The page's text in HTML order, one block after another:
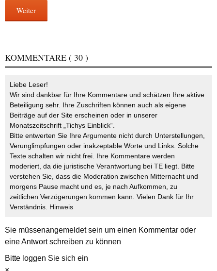
Weiter
KOMMENTARE ( 30 )
Liebe Leser!
Wir sind dankbar für Ihre Kommentare und schätzen Ihre aktive
Beteiligung sehr. Ihre Zuschriften können auch als eigene
Beiträge auf der Site erscheinen oder in unserer
Monatszeitschrift „Tichys Einblick“.
Bitte entwerten Sie Ihre Argumente nicht durch Unterstellungen,
Verunglimpfungen oder inakzeptable Worte und Links. Solche
Texte schalten wir nicht frei. Ihre Kommentare werden
moderiert, da die juristische Verantwortung bei TE liegt. Bitte
verstehen Sie, dass die Moderation zwischen Mitternacht und
morgens Pause macht und es, je nach Aufkommen, zu
zeitlichen Verzögerungen kommen kann. Vielen Dank für Ihr
Verständnis. Hinweis
Sie müssenangemeldetsein um einen Kommentar oder
eine Antwort schreiben zu können
Bitte loggen Sie sich ein